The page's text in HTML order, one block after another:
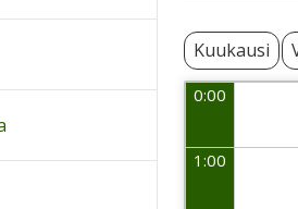
Kuukausi
0:00
1:00